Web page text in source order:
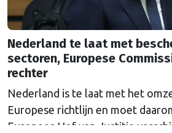
Nederland te laat met
sectoren, Europese
rechter
Nederland is te laat met het
Europese richtlijn en moet
Europees Hof van Justitie